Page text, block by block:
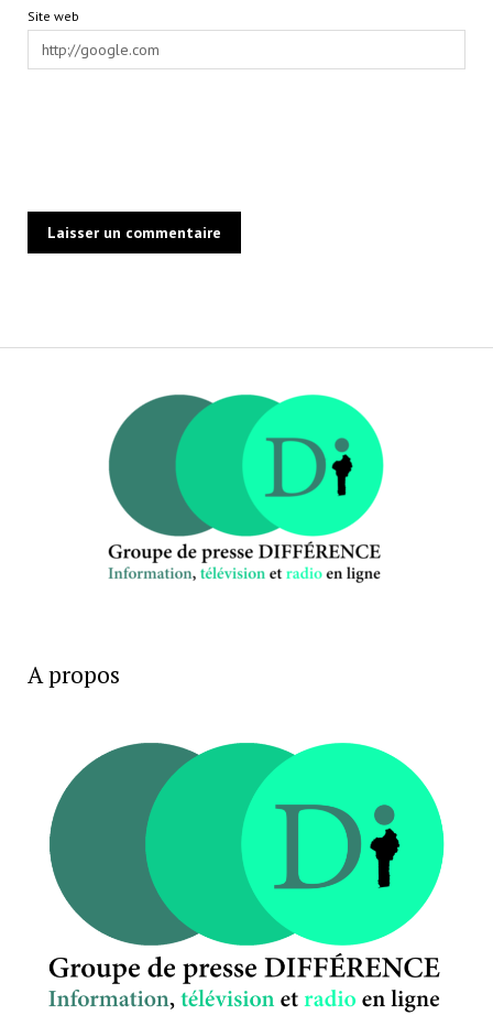
Site web
A propos